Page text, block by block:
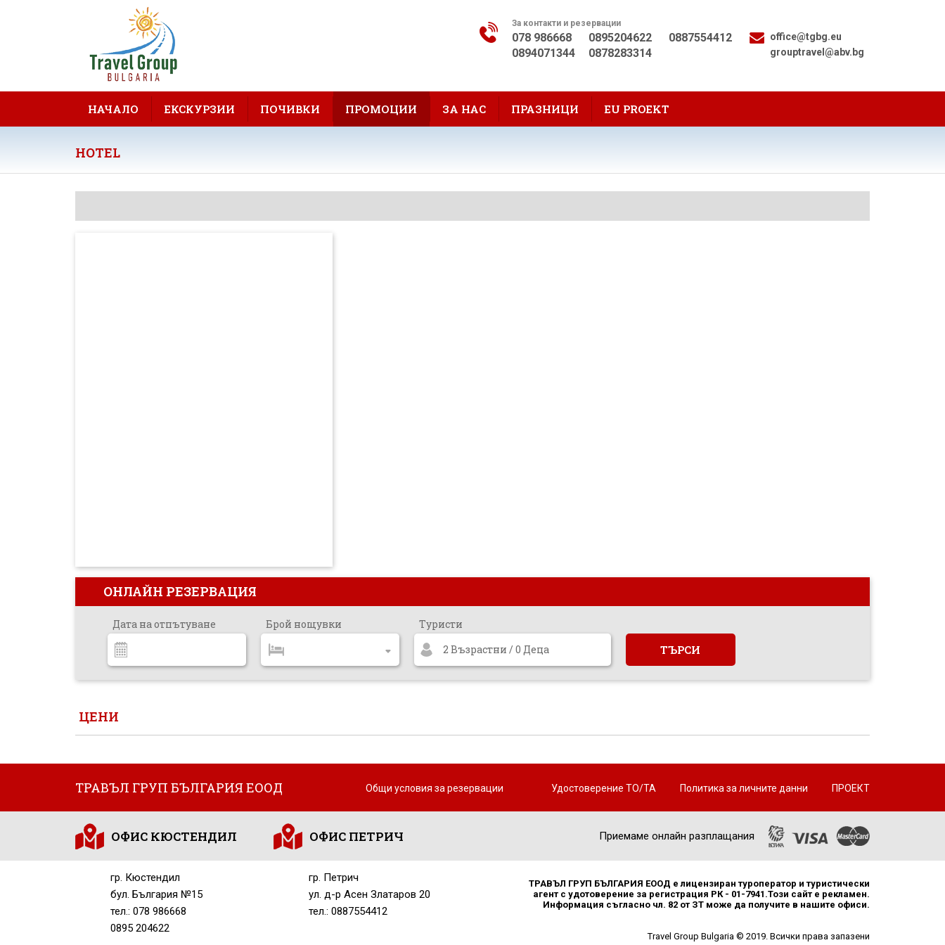
За контакти и резервации
078 986668 0895204622
0887554412
0894071344
0878283314
office@tgbg.eu
grouptravel@abv.bg
НАЧАЛО ЕКСКУРЗИИ ПОЧИВКИ ПРОМОЦИИ ЗА НАС ПРАЗНИЦИ EU PROEKT
HOTEL
ОНЛАЙН РЕЗЕРВАЦИЯ
Дата на отпътуване Брой нощувки
Туристи
2 Възрастни / 0 Деца
ЦЕНИ
ТРАВЪЛ ГРУП БЪЛГАРИЯ ЕООД Общи условия за резервации Удостоверение ТО/ТА Политика за личните данни ПРОЕКТ
ОФИС КЮСТЕНДИЛ ОФИС ПЕТРИЧ Приемаме онлайн разплащания
гр. Кюстендил
бул. България №15
тел.: 078 986668
0895 204622
гр. Петрич
ул. д-р Асен Златаров 20
тел.: 0887554412
ТРАВЪЛ ГРУП БЪЛГАРИЯ ЕООД е лицензиран туроператор и туристически
агент с удотоверение за регистрация РК - 01-7941.Този сайт е рекламен.
Информация съгласно чл. 82 от ЗТ може да получите в нашите офиси.
Travel Group Bulgaria © 2019. Всички права запазени